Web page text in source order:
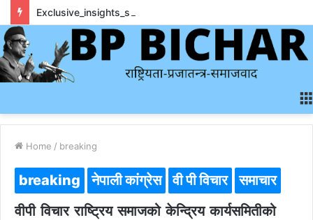
Home / breaking
breaking नेपाली कांग्रेस वी पी विचार समाचार
वीपी विचार राष्ट्रिय समाजको केन्द्रिय कार्यसमितीको